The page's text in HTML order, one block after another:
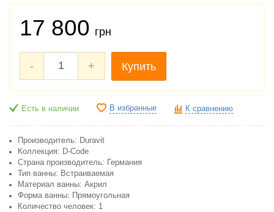
17 800 грн
- + Купить
Есть в наличии В избранные К сравнению
Производитель: Duravit
Коллекция: D-Code
Страна производитель: Германия
Тип ванны: Встраиваемая
Материал ванны: Акрил
Форма ванны: Прямоугольная
Количество человек: 1